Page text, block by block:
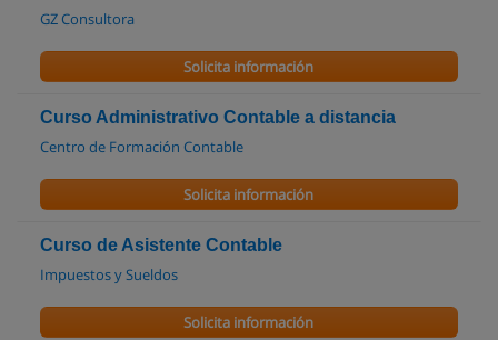
GZ Consultora
Solicita información
Curso Administrativo Contable a distancia
Centro de Formación Contable
Solicita información
Curso de Asistente Contable
Impuestos y Sueldos
Solicita información